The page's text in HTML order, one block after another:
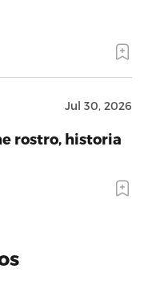
Jul 30, 2026
rostro, historia